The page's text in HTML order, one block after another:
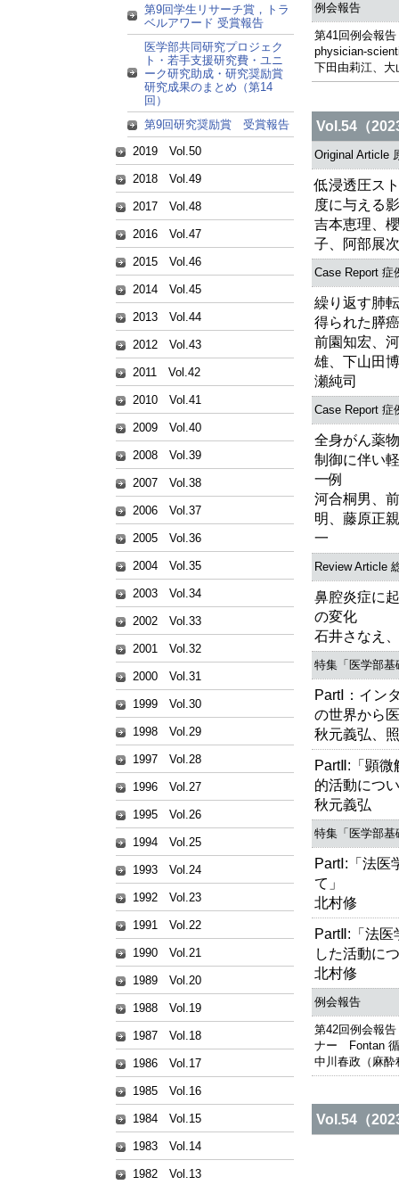
第9回学生リサーチ賞，トラ
ベルアワード 受賞報告
医学部共同研究プロジェク
ト・若手支援研究費・ユニ
ーク研究助成・研究奨励賞
研究成果のまとめ（第14
回）
第9回研究奨励賞 受賞報告
2019 Vol.50
2018 Vol.49
2017 Vol.48
2016 Vol.47
2015 Vol.46
2014 Vol.45
2013 Vol.44
2012 Vol.43
2011 Vol.42
2010 Vol.41
2009 Vol.40
2008 Vol.39
2007 Vol.38
2006 Vol.37
2005 Vol.36
2004 Vol.35
2003 Vol.34
2002 Vol.33
2001 Vol.32
2000 Vol.31
1999 Vol.30
1998 Vol.29
1997 Vol.28
1996 Vol.27
1995 Vol.26
1994 Vol.25
1993 Vol.24
1992 Vol.23
1991 Vol.22
1990 Vol.21
1989 Vol.20
1988 Vol.19
1987 Vol.18
1986 Vol.17
1985 Vol.16
1984 Vol.15
1983 Vol.14
1982 Vol.13
例会報告
第41回例会報
physician-
下田由莉江、
Vol.54（
Original Article
低浸透圧ス
度に与える
吉本恵理、
子、阿部展次
Case Report 症
繰り返す肺
得られた膵
前園知宏、
雄、下山田
瀬純司
Case Report 症
全身がん薬
制御に伴い
一例
河合桐男、
明、藤原正
一
Review Article
鼻腔炎症に
の変化
石井さなえ
特集「医学部
PartⅠ：イン
の世界から
秋元義弘、
PartⅡ:「顕
的活動につ
秋元義弘
特集「医学部
PartⅠ:「法医
て」
北村修
PartⅡ:「法
した活動に
北村修
例会報告
第42回例会報
ナー Fontan
中川春政（麻酔
Vol.54（